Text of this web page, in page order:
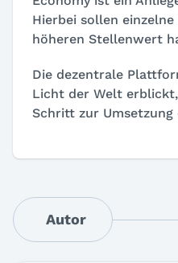
Hierbei sollen einzelne
höheren Stellenwert
Die dezentrale
Licht der Welt
Schritt zur Umsetzung
Autor